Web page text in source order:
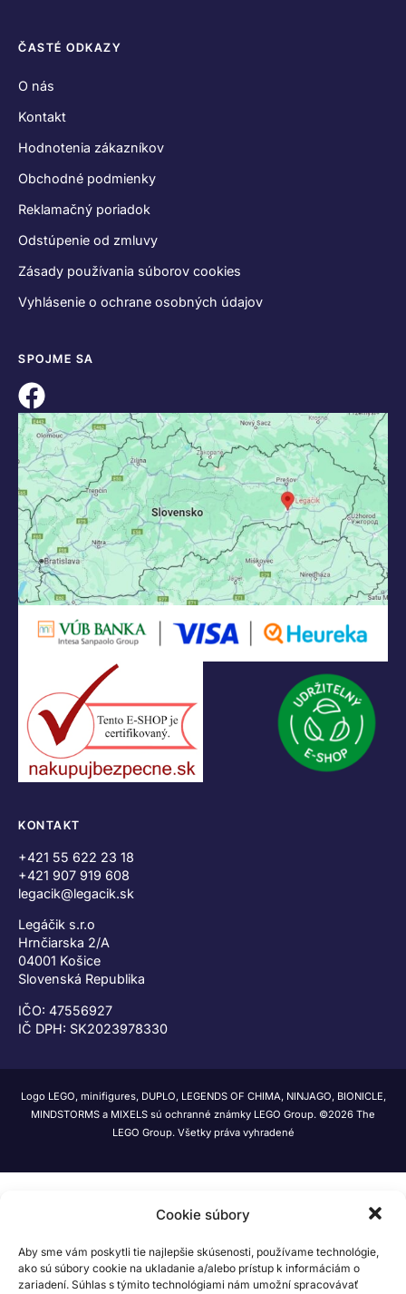
Cookie súbory
Aby sme vám poskytli tie najlepšie skúsenosti, používame technológie,
ako sú súbory cookie na ukladanie a/alebo prístup k informáciám o
zariadení. Súhlas s týmito technológiami nám umožní spracovávať
ČASTÉ ODKAZY
O nás
Kontakt
Hodnotenia zákazníkov
Obchodné podmienky
Reklamačný poriadok
Odstúpenie od zmluvy
Zásady používania súborov cookies
Vyhlásenie o ochrane osobných údajov
SPOJME SA
KONTAKT
+421 55 622 23 18
+421 907 919 608
legacik@legacik.sk
Legáčik s.r.o
Hrnčiarska 2/A
04001 Košice
Slovenská Republika
IČO: 47556927
IČ DPH: SK2023978330
Logo LEGO, minifigures, DUPLO, LEGENDS OF CHIMA, NINJAGO, BIONICLE,
MINDSTORMS a MIXELS sú ochranné známky LEGO Group. ©2026 The
LEGO Group. Všetky práva vyhradené